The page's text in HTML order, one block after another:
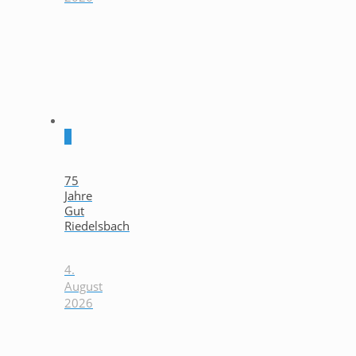
75
Jahre
Gut
Riedelsbach
4.
August
2026